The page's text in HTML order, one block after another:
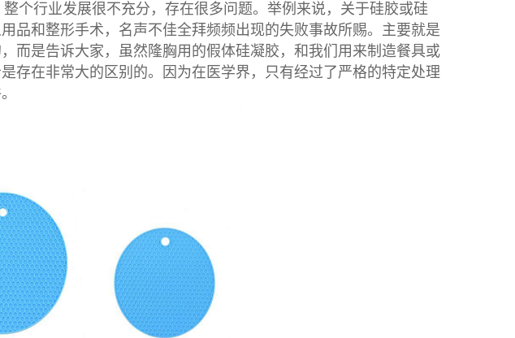
个行业发展很不充分，存在很多问题。举例来说，关于硅胶或硅
品和整形手术，名声不佳全拜频频出现的失败事故所赐。主要就是
而是告诉大家，虽然隆胸用的假体硅凝胶，和我们用来制造餐具或
存在非常大的区别的。因为在医学界，只有经过了严格的特定处理